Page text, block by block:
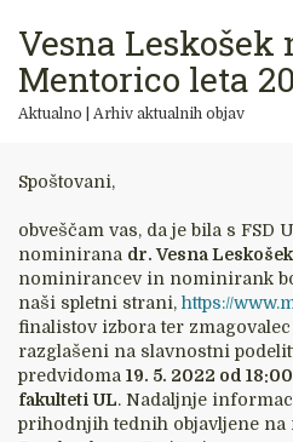
Vesna
Mentorico leta
Aktualno Arhiv aktualnih objav
Spoštovani,
obveščam vas, da je bila s FSD
nominirana dr. Vesna Leskošek
nominirancev in nominirank
naši spletni strani, https://
finalistov izbora ter zmagovalec
razglašeni na slavnostni
predvidoma 19. 5. 2022 od
fakulteti UL. Nadaljnje
prihodnjih tednih objavljene na